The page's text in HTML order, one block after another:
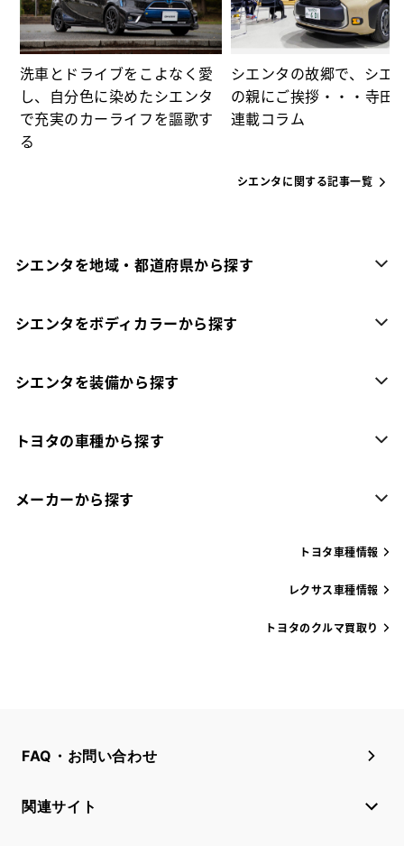
洗車とドライブをこよなく愛
し、自分色に染めたシエンタ
で充実のカーライフを謳歌す
る
シエンタの故郷で、シエ
の親にご挨拶・・・寺田
連載コラム
シエンタに関する記事一覧
シエンタを地域・都道府県から探す
シエンタをボディカラーから探す
シエンタを装備から探す
トヨタの車種から探す
メーカーから探す
トヨタ車種情報
レクサス車種情報
トヨタのクルマ買取り
FAQ・お問い合わせ
関連サイト